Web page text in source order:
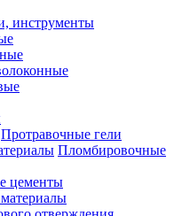
инструменты
Протравочные гели
Пломбировочные
цементы